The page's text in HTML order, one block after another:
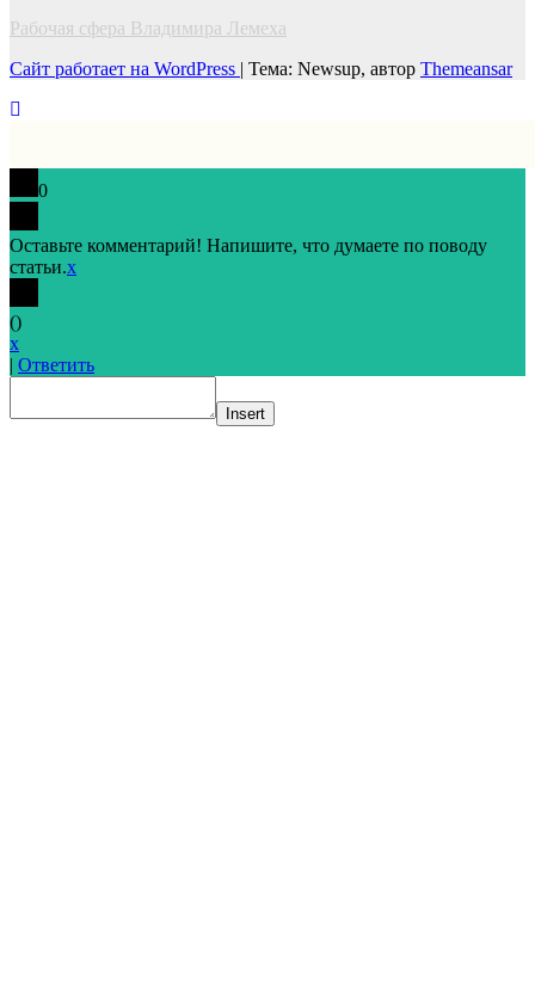
Рабочая сфера Владимира Лемеха
Сайт работает на WordPress
Тема: Newsup, автор Themeansar
0
Оставьте комментарий! Напишите, что думаете по поводу
статьи.x
()
x
Ответить
Insert